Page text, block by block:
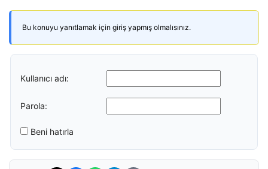
Bu konuyu yanıtlamak için giriş yapmış olmalısınız.
Kullanıcı adı:
Parola:
Beni hatırla